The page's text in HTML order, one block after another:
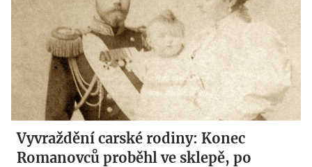
Vyvraždění carské rodiny: Konec
Romanovců proběhl ve sklepě, po